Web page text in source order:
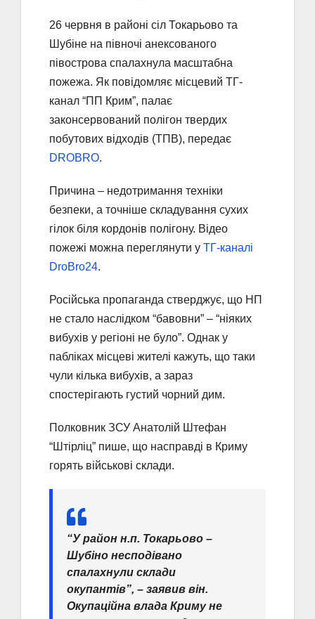
26 червня в районі сіл Токарьово та
Шубіне на півночі анексованого
півострова спалахнула масштабна
пожежа. Як повідомляє місцевий ТГ-
канал “ПП Крим”, палає
законсервований полігон твердих
побутових відходів (ТПВ), передає
DROBRO.
Причина – недотримання техніки
безпеки, а точніше складування сухих
гілок біля кордонів полігону. Відео
пожежі можна переглянути у ТГ-каналі
DroBro24.
Російська пропаганда стверджує, що НП
не стало наслідком “бавовни” – “ніяких
вибухів у регіоні не було”. Однак у
пабліках місцеві жителі кажуть, що таки
чули кілька вибухів, а зараз
спостерігають густий чорний дим.
Полковник ЗСУ Анатолій Штефан
“Штірліц” пише, що насправді в Криму
горять військові склади.
“У район н.п. Токарьово –
Шубіно несподівано
спалахнули склади
окупантів”, – заявив він.
Окупаційна влада Криму не